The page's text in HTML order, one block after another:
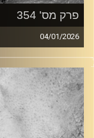
פרק מס' 354
04/01/2026
זיפים, מוזיקה
כל מה שחי, אמיתי
עם שמוליק רגב.
קרדיט תמונות: